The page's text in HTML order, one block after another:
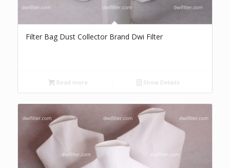
Filter Bag Dust Collector Brand Dwi Filter
Read more Show Details